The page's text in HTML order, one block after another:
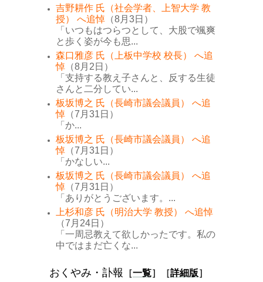
吉野耕作 氏（社会学者、上智大学 教
授） へ追悼 （8月3日）
「いつもはつらつとして、大股で颯爽
と歩く姿が今も思...
森口雅彦 氏（上板中学校 校長） へ追
悼 （8月2日）
「支持する教え子さんと、反する生徒
さんと二分してい...
板坂博之 氏（長崎市議会議員） へ追
悼 （7月31日）
「か...
板坂博之 氏（長崎市議会議員） へ追
悼 （7月31日）
「かなしい...
板坂博之 氏（長崎市議会議員） へ追
悼 （7月31日）
「ありがとうございます。...
上杉和彦 氏（明治大学 教授） へ追悼
（7月24日）
「一周忌教えて欲しかったです。私の
中ではまだ亡くな...
おくやみ・訃報 ［一覧］［詳細版］